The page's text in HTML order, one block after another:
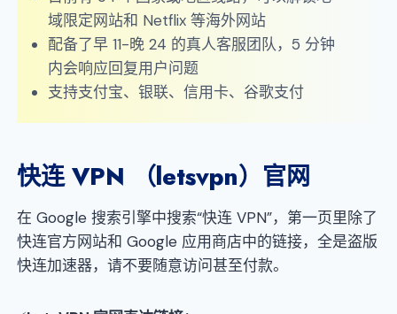
域限定网站和 Netflix 等海外网站
配备了早 11-晚 24 的真人客服团队，5 分钟
内会响应回复用户问题
支持支付宝、银联、信用卡、谷歌支付
快连 VPN （letsvpn）官网
在 Google 搜索引擎中搜索“快连 VPN”，第一页里除了
快连官方网站和 Google 应用商店中的链接，全是盗版
快连加速器，请不要随意访问甚至付款。